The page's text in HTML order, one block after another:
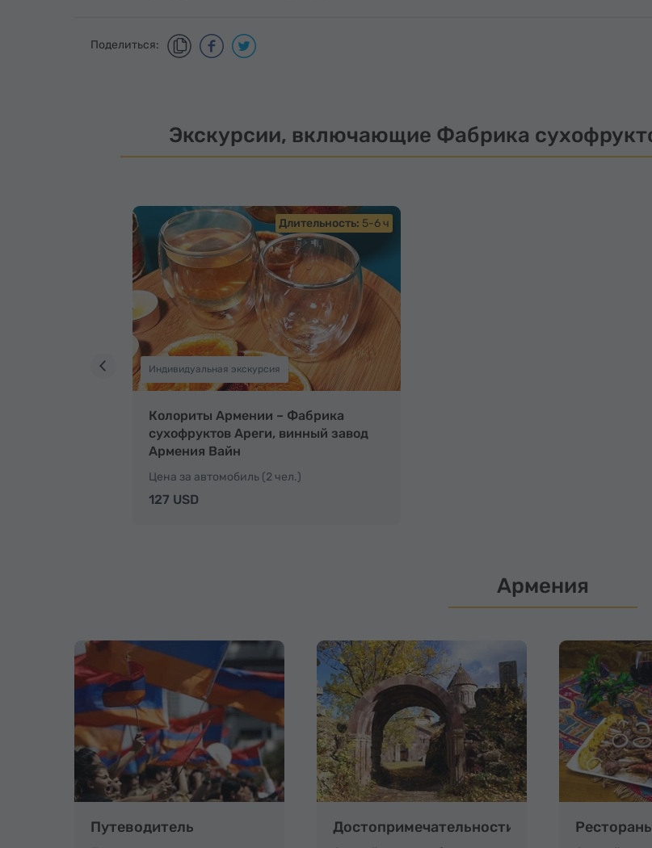
Поделиться:
Экскурсии, включающие Фабрика
Длительность: 5-6 ч
Индивидуальная экскурсия
Колориты Армении – Фабрика
сухофруктов Ареги, винный завод
Армения Вайн
Цена за автомобиль (2 чел.)
127 USD
Армения
Путеводитель Достопримечательности